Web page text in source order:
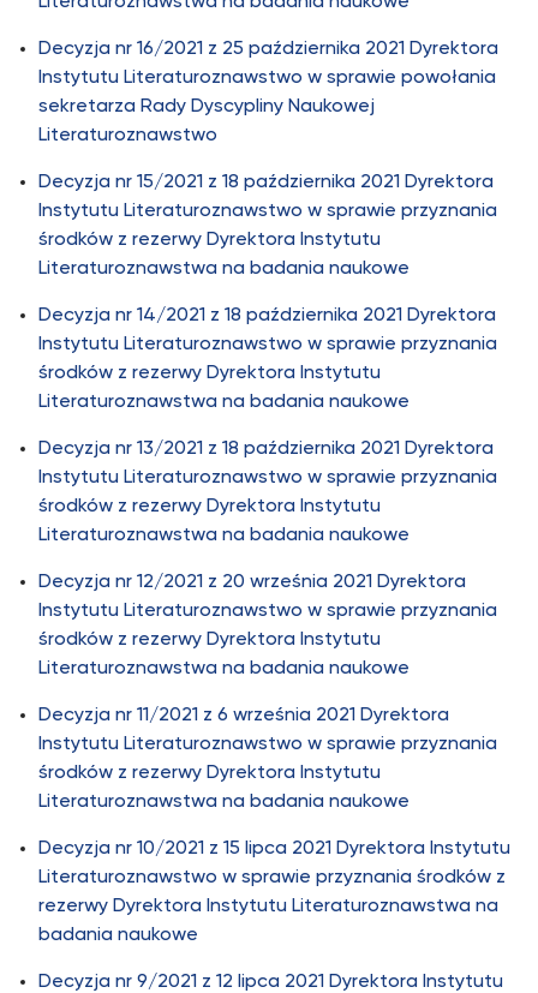
Decyzja nr 16/2021 z 25 października 2021 Dyrektora
Instytutu Literaturoznawstwo w sprawie powołania
sekretarza Rady Dyscypliny Naukowej
Literaturoznawstwo
Decyzja nr 15/2021 z 18 października 2021 Dyrektora
Instytutu Literaturoznawstwo w sprawie przyznania
środków z rezerwy Dyrektora Instytutu
Literaturoznawstwa na badania naukowe
Decyzja nr 14/2021 z 18 października 2021 Dyrektora
Instytutu Literaturoznawstwo w sprawie przyznania
środków z rezerwy Dyrektora Instytutu
Literaturoznawstwa na badania naukowe
Decyzja nr 13/2021 z 18 października 2021 Dyrektora
Instytutu Literaturoznawstwo w sprawie przyznania
środków z rezerwy Dyrektora Instytutu
Literaturoznawstwa na badania naukowe
Decyzja nr 12/2021 z 20 września 2021 Dyrektora
Instytutu Literaturoznawstwo w sprawie przyznania
środków z rezerwy Dyrektora Instytutu
Literaturoznawstwa na badania naukowe
Decyzja nr 11/2021 z 6 września 2021 Dyrektora
Instytutu Literaturoznawstwo w sprawie przyznania
środków z rezerwy Dyrektora Instytutu
Literaturoznawstwa na badania naukowe
Decyzja nr 10/2021 z 15 lipca 2021 Dyrektora Instytutu
Literaturoznawstwo w sprawie przyznania środków z
rezerwy Dyrektora Instytutu Literaturoznawstwa na
badania naukowe
Decyzja nr 9/2021 z 12 lipca 2021 Dyrektora Instytutu